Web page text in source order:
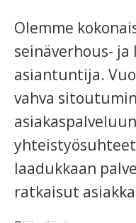
Olemme
seinäverhous-
asiantuntija.
vahva
laadukkaan
ratkaisut